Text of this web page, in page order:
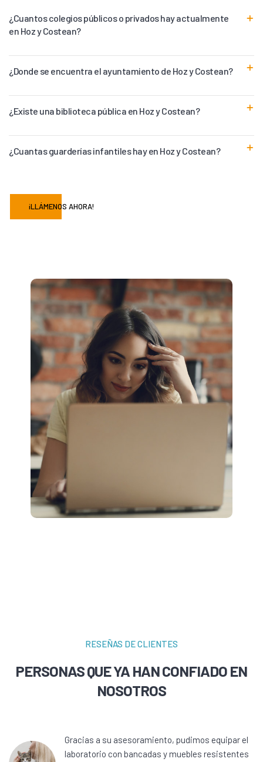
¿Cuantos colegios públicos o privados hay actualmente
en Hoz y Costean?
¿Donde se encuentra el ayuntamiento de Hoz y Costean?
¿Existe una biblioteca pública en Hoz y Costean?
¿Cuantas guarderías infantiles hay en Hoz y Costean?
¡LLÁMENOS AHORA!
RESEÑAS DE CLIENTES
PERSONAS QUE YA HAN CONFIADO EN
NOSOTROS
Gracias a su asesoramiento, pudimos equipar el
laboratorio con bancadas y muebles resistentes